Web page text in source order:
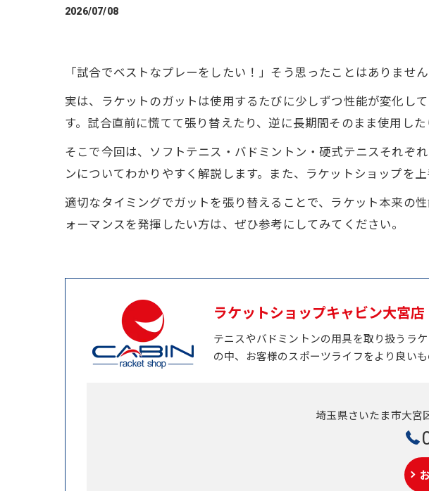
2026/07/08
「試合でベストなプレーをしたい！」そう思ったことはありません
実は、ラケットのガットは使用するたびに少しずつ性能が変化し
す。試合直前に慌てて張り替えたり、逆に長期間そのまま使用し
そこで今回は、ソフトテニス・バドミントン・硬式テニスそれぞ
ンについてわかりやすく解説します。また、ラケットショップを
適切なタイミングでガットを張り替えることで、ラケット本来の
ォーマンスを発揮したい方は、ぜひ参考にしてみてください。
ラケットショップキャビン大宮店
テニスやバドミントンの用具を取り扱うラ
の中、お客様のスポーツライフをより良い
埼玉県さいたま市大宮